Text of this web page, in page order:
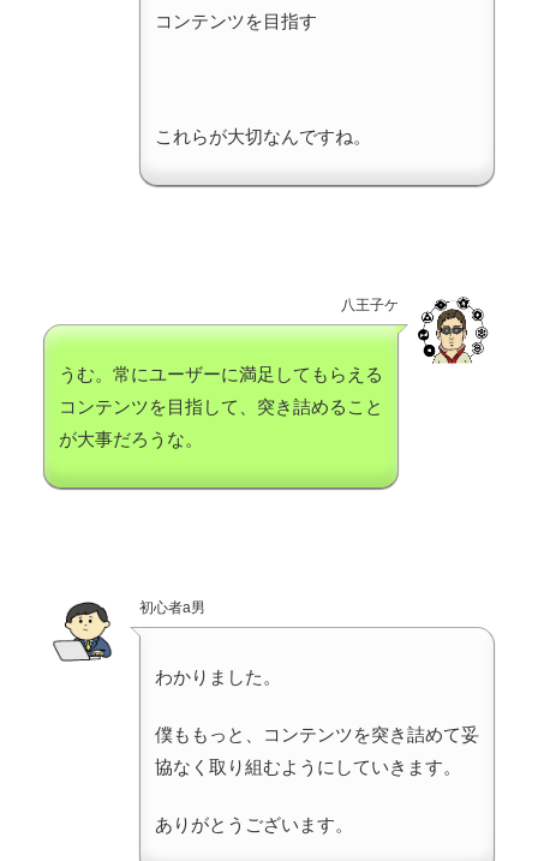
コンテンツを目指す
これらが大切なんですね。
八王子ケ
うむ。常にユーザーに満足してもらえる
コンテンツを目指して、突き詰めること
が大事だろうな。
初心者a男
わかりました。
僕ももっと、コンテンツを突き詰めて妥
協なく取り組むようにしていきます。
ありがとうございます。